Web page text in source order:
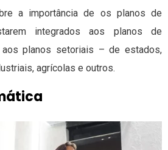
a importância de os planos de
integrados aos planos de
planos setoriais – de estados,
agrícolas e outros.